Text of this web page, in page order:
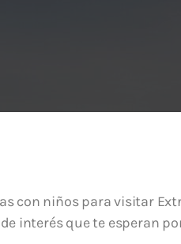
con niños para visitar
interés que te esperan